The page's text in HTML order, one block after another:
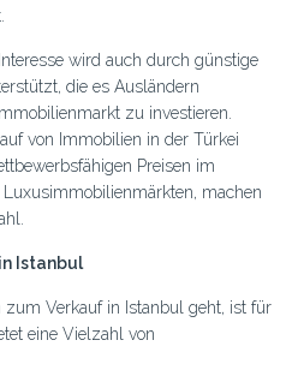
wird auch durch günstige
die es Ausländern
zu investieren.
von Immobilien in der Türkei
Preisen im
machen
Istanbul
Verkauf in Istanbul geht, ist für
eine Vielzahl von